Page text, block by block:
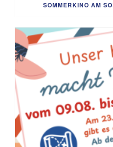
SOMMERKINO AM